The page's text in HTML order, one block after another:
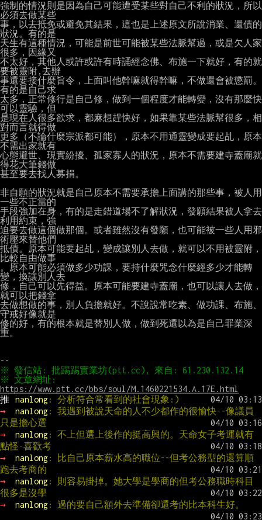
強制的情況則是因為自己可能遭受某些對自己不利的狀況，所以
必須去做某些
事，以去抵免或避免其結果，這也是上述原文所說消業、還債的
狀況。有的是
天生有這種情況，可能是前世可能被某些法脈幫過，或是欠人家
很多，因緣又
不太好，其他人或許或許有時誦經念佛、布施一下就好，有的就
要被靈附,去辦
事還要接什麼旨令，上面叫他幹嘛就得幹嘛，不做還會被懲罰。
有的是自己求
太多，正常修行是自己修，做到一個程度才能轉變，沒有那麼快
可以靈驗，但
是現在人很多欲求，都麻想趕快好，如果靠某些法脈幫很多，相
對而言就得做
更多（不論什麼宗派都可能），原本不用通靈變成要起乩，原本
不需出家就有
心態避世、現實紛擾、孤家寡人的狀況，原本不需要建寺蓋廟就
得花大筆錢做
甚至要去找人募捐。
非自願的狀況就是自己原本不需要承擔上面講的那些事，被人用
一些不正當的
手段強加在身，有的是走錯道場不了解狀況，發願結果被人拿去
利用約束，強
迫要去做這個做那個。或者雖然沒有發願，也可能被一些人用邪
術壓來替他們
抵債。原本可能要起乩，變成讓別人去做，就可以不用被靈附，
比較自由做事
。原本可能必須做多少功課，要持什麼咒念什麼經多少才能轉
變，換讓別人去
修，自己可以先得益。原本可能要建寺蓋廟，也可以讓人去做，
就可以把錢拿
去做想做的事，別人負擔就好。不說說常吃素、做功課、布施、
守戒好像就是
修的好，有的根本就是替別人做，做到死還以為是自己罪業深
重。
https://www.ptt.cc/bbs/soul/M.1460221534.A.17E.html
推
nanlong: 分析符合常看到的社會現象:)
→
nanlong: 我遇到被說天命的人不少都作的很愉快--像議員
只是擔心選
→
nanlong: 不上但選上後作的挺高興的。天命女子考運就有
點怪-喜歡考
→
nanlong: 比自己原本薪水高的職位--但考公務型的還算順
跑去考商的
→
nanlong: 則容易掛掉。她大學是學商的但考公務職時科目
很多是沒學
→
nanlong: 過的要自己額外去準備卻還考的比本科生好。